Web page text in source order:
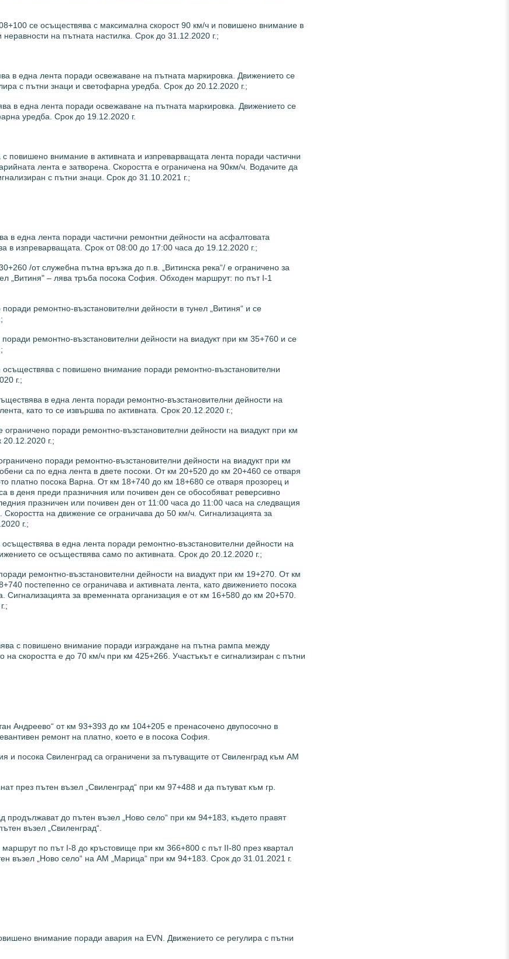
се осъществява с максимална скорост 90 км/ч и повишено внимание в
на пътната настилка. Срок до 31.12.2020 г.;
в една лента поради освежаване на пътната маркировка. Движението се
с пътни знаци и светофарна уредба. Срок до 20.12.2020 г.;
в една лента поради освежаване на пътната маркировка. Движението се
уредба. Срок до 19.12.2020 г.
внимание в активната и изпреварващата лента поради частични
лента е затворена. Скоростта е ограничена на 90км/ч. Водачите да
с пътни знаци. Срок до 31.10.2021 г.;
в една лента поради частични ремонтни дейности на асфалтовата
в изпреварващата. Срок от 08:00 до 17:00 часа до 19.12.2020 г.;
/от служебна пътна връзка до п.в. „Витинска река“/ е ограничено за
„Витиня" – лява тръба посока София. Обходен маршрут: по път I-1
ремонтно-възстановителни дейности в тунел „Витиня“ и се
ремонтно-възстановителни дейности на виадукт при км 35+760 и се
с повишено внимание поради ремонтно-възстановителни
г.;
в една лента поради ремонтно-възстановителни дейности на
като то се извършва по активната. Срок 20.12.2020 г.;
поради ремонтно-възстановителни дейности на виадукт при км
г.;
поради ремонтно-възстановителни дейности на виадукт при км
са по една лента в двете посоки. От км 20+520 до км 20+460 се отваря
платно посока Варна. От км 18+740 до км 18+680 се отваря прозорец и
деня преди празничния или почивен ден се обособяват реверсивно
празничен или почивен ден от 11:00 часа до 11:00 часа на следващия
на движение се ограничава до 50 км/ч. Сигнализацията за
г.;
в една лента поради ремонтно-възстановителни дейности на
се осъществява само по активната. Срок до 20.12.2020 г.;
ремонтно-възстановителни дейности на виадукт при км 19+270. От км
постепенно се ограничава и активната лента, като движението посока
за временната организация е от км 16+580 до км 20+570.
с повишено внимание поради изграждане на пътна рампа между
скоростта е до 70 км/ч при км 425+266. Участъкът е сигнализиран с пътни
Андреево“ от км 93+393 до км 104+205 е пренасочено двупосочно в
ремонт на платно, което е в посока София.
и посока Свиленград са ограничени за пътуващите от Свиленград към АМ
през пътен възел „Свиленград“ при км 97+488 и да пътуват към гр.
до пътен възел „Ново село“ при км 94+183, където правят
възел „Свиленград“.
по път I-8 до кръстовище при км 366+800 с път II-80 през квартал
възел „Ново село“ на АМ „Марица“ при км 94+183. Срок до 31.01.2021 г.
внимание поради авария на EVN. Движението се регулира с пътни